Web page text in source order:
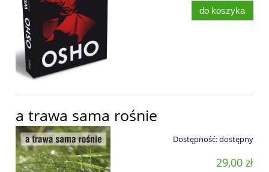
do koszyka
a trawa sama rośnie
Dostępność:dostępny
29,00 zł